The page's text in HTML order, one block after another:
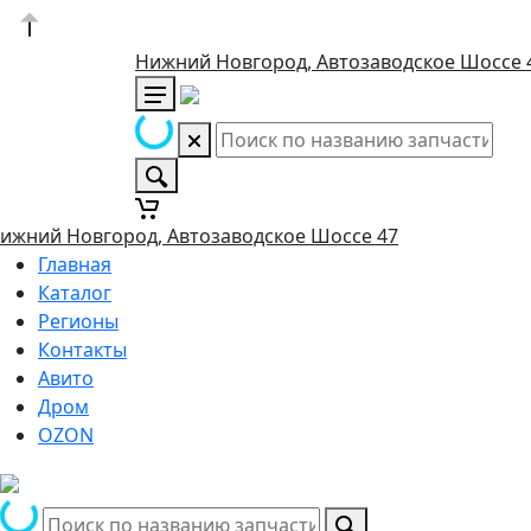
Нижний Новгород, Автозаводское Шоссе
Новгород, Автозаводское Шоссе 47
Главная
Каталог
Регионы
Контакты
Авито
Дром
OZON